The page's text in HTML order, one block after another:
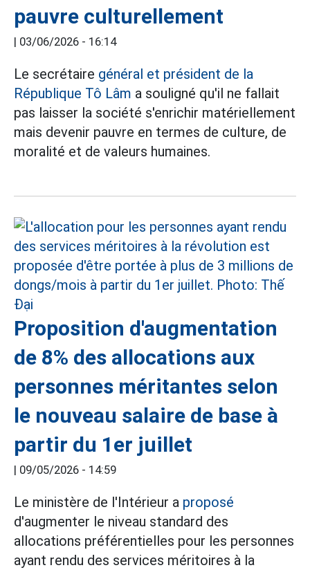
pauvre culturellement
| 03/06/2026 - 16:14
Le secrétaire général et président de la
République Tô Lâm a souligné qu'il ne fallait
pas laisser la société s'enrichir matériellement
mais devenir pauvre en termes de culture, de
moralité et de valeurs humaines.
Proposition d'augmentation
de 8% des allocations aux
personnes méritantes selon
le nouveau salaire de base à
partir du 1er juillet
| 09/05/2026 - 14:59
Le ministère de l'Intérieur a proposé
d'augmenter le niveau standard des
allocations préférentielles pour les personnes
ayant rendu des services méritoires à la